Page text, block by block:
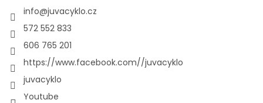
info@juvacyklo.cz
572 552 833
606 765 201
https://www.facebook.com//juvacyklo
juvacyklo
Youtube